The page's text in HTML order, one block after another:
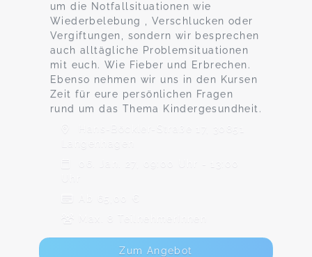
um die Notfallsituationen wie
Wiederbelebung , Verschlucken oder
Vergiftungen, sondern wir besprechen
auch alltägliche Problemsituationen
mit euch. Wie Fieber und Erbrechen.
Ebenso nehmen wir uns in den Kursen
Zeit für eure persönlichen Fragen
rund um das Thema Kindergesundheit.
Hans-Böckler-Straße 17, 30851
06. Jan. 27, 09:00 Uhr - 13:00
Ab 65,00 €
Max. 8 TeilnehmerInnen
Zum Angebot